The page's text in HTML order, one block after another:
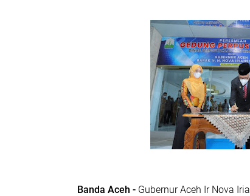
Banda Aceh - Gubernur Aceh Ir Nova